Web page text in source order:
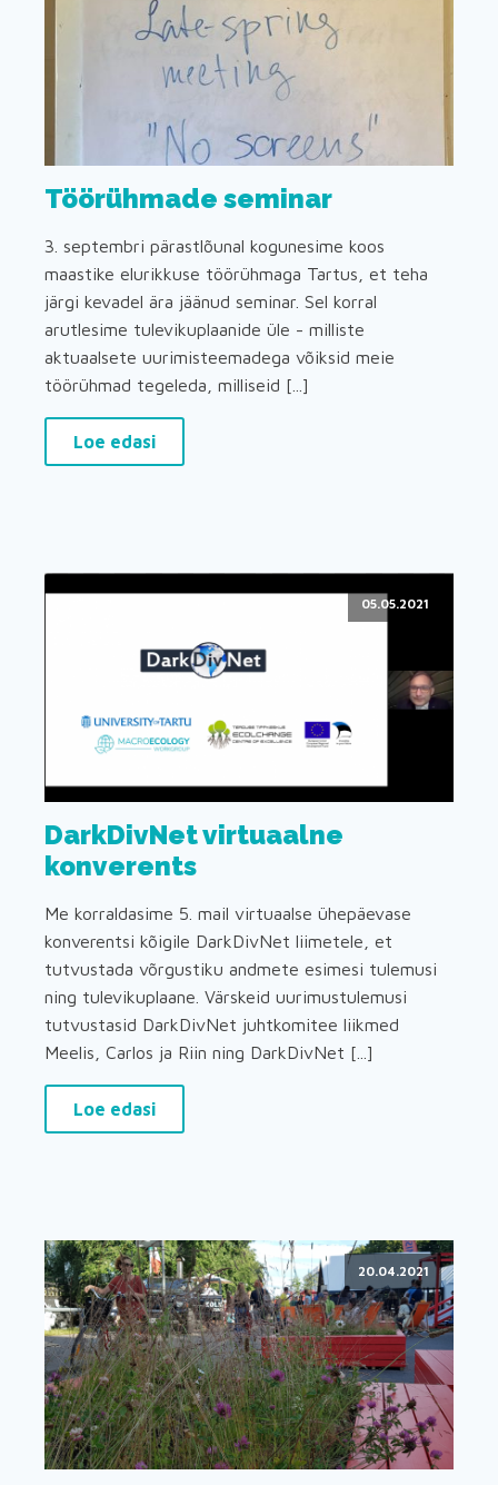
Töörühmade seminar
3. septembri pärastlõunal kogunesime koos
maastike elurikkuse töörühmaga Tartus, et teha
järgi kevadel ära jäänud seminar. Sel korral
arutlesime tulevikuplaanide üle - milliste
aktuaalsete uurimisteemadega võiksid meie
töörühmad tegeleda, milliseid [...]
Loe edasi
05.05.2021
DarkDivNet virtuaalne
konverents
Me korraldasime 5. mail virtuaalse ühepäevase
konverentsi kõigile DarkDivNet liimetele, et
tutvustada võrgustiku andmete esimesi tulemusi
ning tulevikuplaane. Värskeid uurimustulemusi
tutvustasid DarkDivNet juhtkomitee liikmed
Meelis, Carlos ja Riin ning DarkDivNet [...]
Loe edasi
20.04.2021